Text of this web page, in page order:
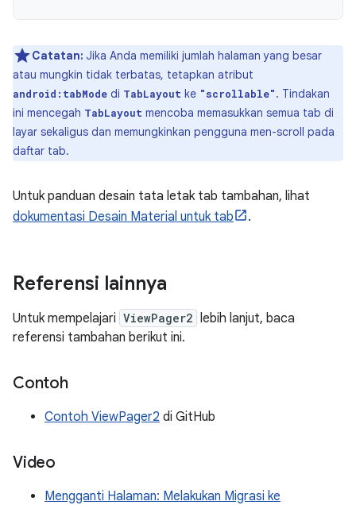
Catatan: Jika Anda memiliki jumlah halaman yang besar
atau mungkin tidak terbatas, tetapkan atribut
android:tabMode di TabLayout ke "scrollable". Tindakan
ini mencegah TabLayout mencoba memasukkan semua tab di
layar sekaligus dan memungkinkan pengguna men-scroll pada
daftar tab.
Untuk panduan desain tata letak tab tambahan, lihat
dokumentasi Desain Material untuk tab
.
Referensi lainnya
Untuk mempelajari ViewPager2
lebih lanjut, baca
referensi tambahan berikut ini.
Contoh
Contoh ViewPager2 di GitHub
Video
Mengganti Halaman: Melakukan Migrasi ke